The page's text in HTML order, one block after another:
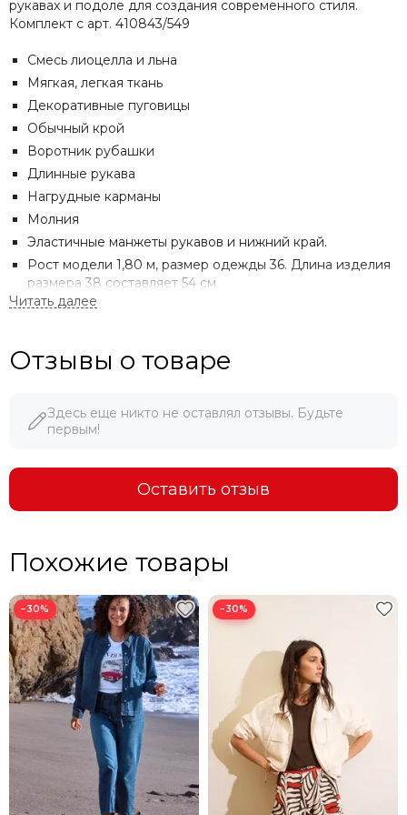
рукавах и подоле для создания современного стиля.
Комплект с арт. 410843/549
Смесь лиоцелла и льна
Мягкая, легкая ткань
Декоративные пуговицы
Обычный крой
Воротник рубашки
Длинные рукава
Нагрудные карманы
Молния
Эластичные манжеты рукавов и нижний край.
Рост модели 1,80 м, размер одежды 36. Длина изделия
размера 38 составляет 54 см.
С НАМИ ВЫГОДНО:
1. СКИДКА 10% ПРИ ПЕРВОЙ ПОКУПКЕ
3. ОПЛАТА БОНУСАМИ ДО 30%
В ГОРОДА ДАЛЬНЕВОСТОЧНОГО РЕГИОНА ДОСТАВКА
Отзывы о товаре
Здесь еще никто не оставлял отзывы. Будьте
первым!
Оставить отзыв
Похожие товары
−30% −30%